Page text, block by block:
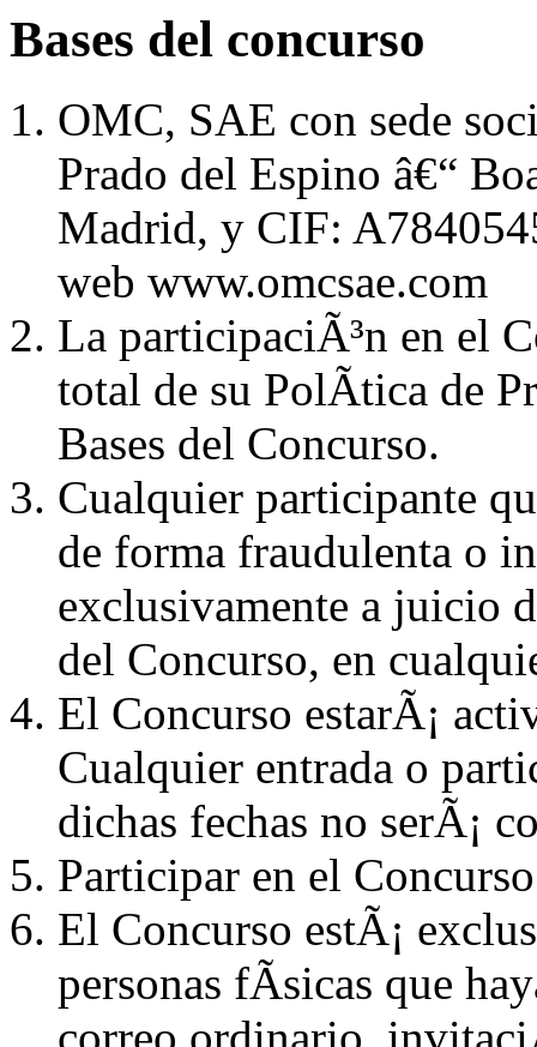
Bases del concurso
OMC, SAE con sede
Prado del Espino â€“
Madrid, y CIF:
web www.omcsae.com
La participaciÃ³n en el
total de su PolÃ­tica de
Bases del Concurso.
Cualquier participante
de forma fraudulenta o
exclusivamente a juicio
del Concurso, en
El Concurso estarÃ¡
Cualquier entrada o
dichas fechas no serÃ¡
Participar en el
El Concurso estÃ¡
personas fÃ­sicas que